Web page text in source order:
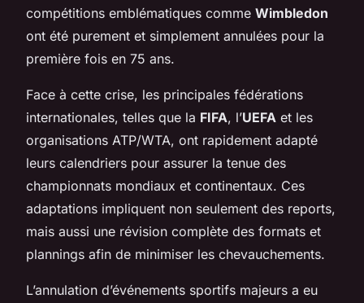
compétitions emblématiques comme Wimbledon
ont été purement et simplement annulées pour la
première fois en 75 ans.
Face à cette crise, les principales fédérations
internationales, telles que la FIFA, l’UEFA et les
organisations ATP/WTA, ont rapidement adapté
leurs calendriers pour assurer la tenue des
championnats mondiaux et continentaux. Ces
adaptations impliquent non seulement des reports,
mais aussi une révision complète des formats et
plannings afin de minimiser les chevauchements.
L’annulation d’événements sportifs majeurs a eu